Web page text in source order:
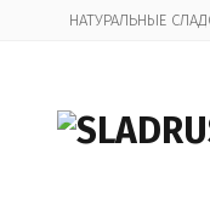
НАТУРАЛЬНЫЕ